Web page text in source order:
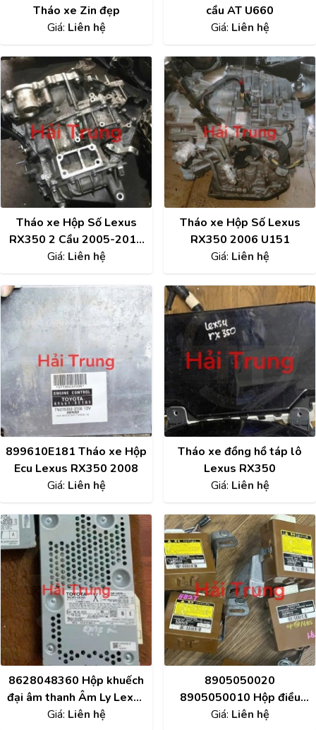
Tháo xe Zin đẹp
Giá: Liên hệ
cầu AT U660
Giá: Liên hệ
Tháo xe Hộp Số Lexus
RX350 2 Cầu 2005-2015
U151 -U660
Giá: Liên hệ
Tháo xe Hộp Số Lexus
RX350 2006 U151
Giá: Liên hệ
899610E181 Tháo xe Hộp
Ecu Lexus RX350 2008
Giá: Liên hệ
Tháo xe đồng hồ táp lô
Lexus RX350
Giá: Liên hệ
8628048360 Hộp khuếch
đại âm thanh Âm Ly Lexus
RX450
Giá: Liên hệ
8905050020
8905050010 Hộp điều
khiển phanh Lexus LS460,
Giá: Liên hệ